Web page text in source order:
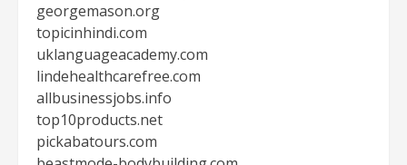
georgemason.org
topicinhindi.com
uklanguageacademy.com
lindehealthcarefree.com
allbusinessjobs.info
top10products.net
pickabatours.com